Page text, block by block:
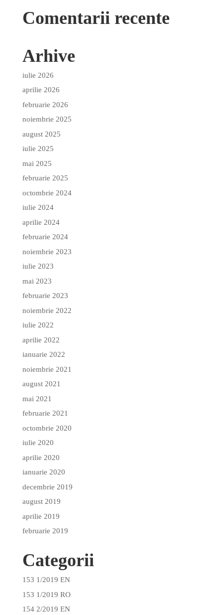
Comentarii recente
Arhive
iulie 2026
aprilie 2026
februarie 2026
noiembrie 2025
august 2025
iulie 2025
mai 2025
februarie 2025
octombrie 2024
iulie 2024
aprilie 2024
februarie 2024
noiembrie 2023
iulie 2023
mai 2023
februarie 2023
noiembrie 2022
iulie 2022
aprilie 2022
ianuarie 2022
noiembrie 2021
august 2021
mai 2021
februarie 2021
octombrie 2020
iulie 2020
aprilie 2020
ianuarie 2020
decembrie 2019
august 2019
aprilie 2019
februarie 2019
Categorii
153 1/2019 EN
153 1/2019 RO
154 2/2019 EN